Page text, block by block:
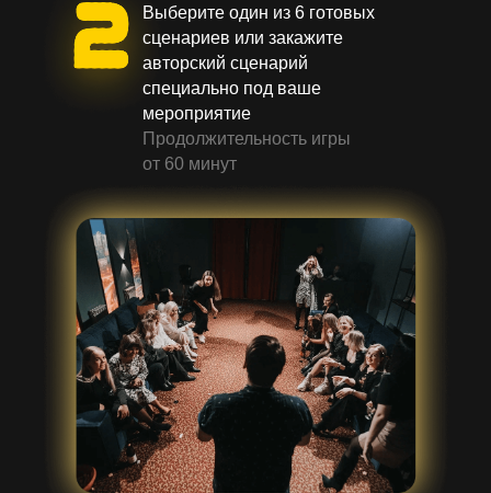
Выберите один из 6 готовых
сценариев или закажите
авторский сценарий
специально под ваше
мероприятие
Продолжительность игры
от 60 минут